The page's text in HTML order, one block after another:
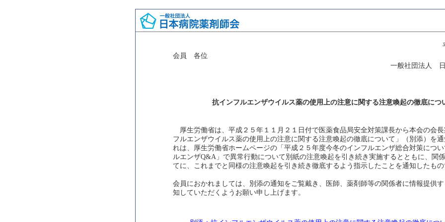
会員 各位
一般社団法人
抗インフルエンザウイルス薬の使用上の注意に関する注意喚起の徹底につ
厚生労働省は、平成２５年１１月２１日付で医薬食品局安全対策課長から本会の会
フルエンザウイルス薬の使用上の注意に関する注意喚起の徹底について」（別添）を
れは、厚生労働省ホームページの「平成２５年度今冬のインフルエンザ総合対策につ
ルエンザQ&A」で異常行動について別紙の注意喚起を引き続き実施するとともに、関
てに、これまでと同様の注意喚起を引き続き徹底するよう指示したことを通知したも
会員におかれましては、別添の通知をご覧戴き、医師、薬剤師等の関係者に情報提供
知していただくようお願い申し上げます。